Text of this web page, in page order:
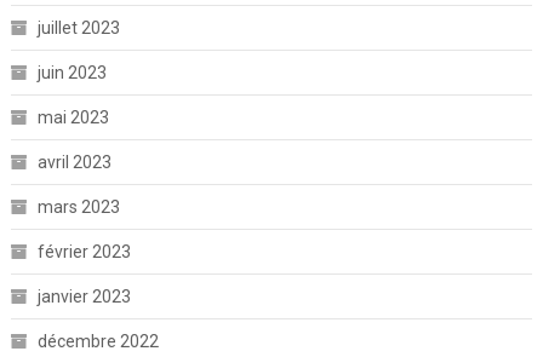
juillet 2023
juin 2023
mai 2023
avril 2023
mars 2023
février 2023
janvier 2023
décembre 2022